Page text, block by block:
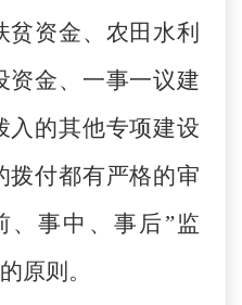
资金、农田水利
资金、一事一议建
入的其他专项建设
拨付都有严格的审
、事中、事后”监
原则。